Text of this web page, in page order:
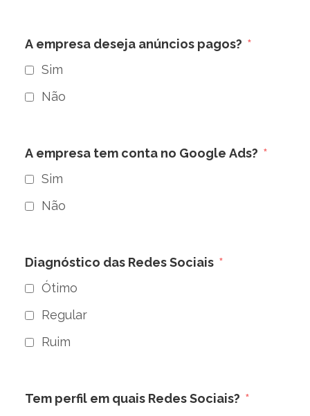
A empresa deseja anúncios pagos?
Sim
Não
A empresa tem conta no Google Ads?
Sim
Não
Diagnóstico das Redes Sociais
Ótimo
Regular
Ruim
Tem perfil em quais Redes Sociais?